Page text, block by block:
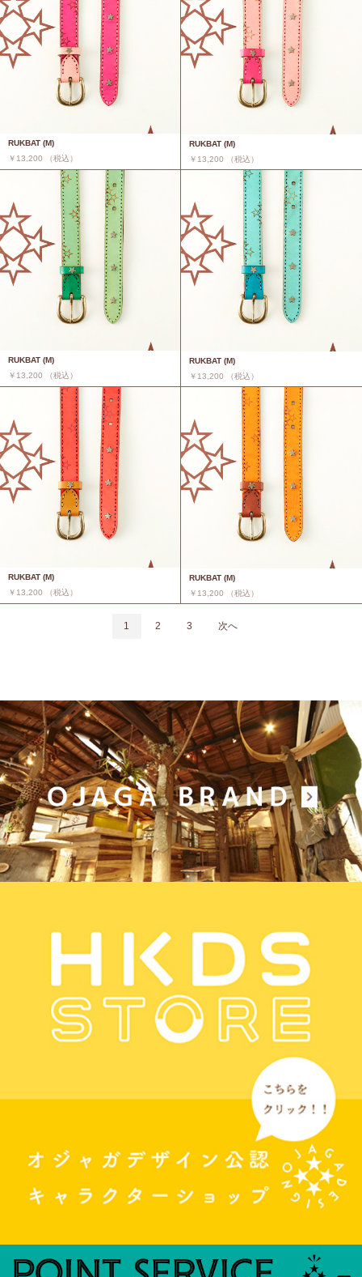
RUKBAT (M)
￥13,200 （税込）
RUKBAT (M)
￥13,200 （税込）
RUKBAT (M)
￥13,200 （税込）
RUKBAT (M)
￥13,200 （税込）
RUKBAT (M)
￥13,200 （税込）
RUKBAT (M)
￥13,200 （税込）
1 2 3 次へ